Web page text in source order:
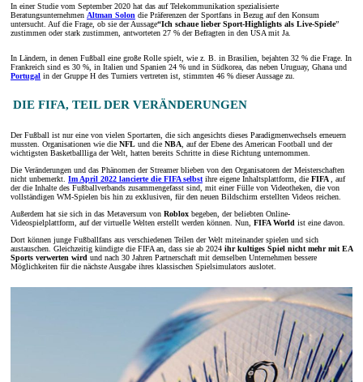
In einer Studie vom September 2020 hat das auf Telekommunikation spezialisierte
Beratungsunternehmen Altman Solon die Präferenzen der Sportfans in Bezug auf den Konsum
untersucht. Auf die Frage, ob sie der Aussage“Ich schaue lieber Sport-Highlights als Live-Spiele”
zustimmen oder stark zustimmen, antworteten 27 % der Befragten in den USA mit Ja.
In Ländern, in denen Fußball eine große Rolle spielt, wie z. B. in Brasilien, bejahten 32 % die Frage. In
Frankreich sind es 30 %, in Italien und Spanien 24 % und in Südkorea, das neben Uruguay, Ghana und
Portugal in der Gruppe H des Turniers vertreten ist, stimmten 46 % dieser Aussage zu.
DIE FIFA, TEIL DER VERÄNDERUNGEN
Der Fußball ist nur eine von vielen Sportarten, die sich angesichts dieses Paradigmenwechsels erneuern
mussten. Organisationen wie die NFL und die NBA , auf der Ebene des American Football und der
wichtigsten Basketballliga der Welt, hatten bereits Schritte in diese Richtung unternommen.
Die Veränderungen und das Phänomen der Streamer blieben von den Organisatoren der Meisterschaften
nicht unbemerkt. Im April 2022 lancierte die FIFA selbst ihre eigene Inhaltsplattform, die FIFA
, auf
der die Inhalte des Fußballverbands zusammengefasst sind, mit einer Fülle von Videotheken, die von
vollständigen WM-Spielen bis hin zu exklusiven, für den neuen Bildschirm erstellten Videos reichen.
Außerdem hat sie sich in das Metaversum von Roblox begeben, der beliebten Online-
Videospielplattform, auf der virtuelle Welten erstellt werden können. Nun, FIFA World ist eine davon.
Dort können junge Fußballfans aus verschiedenen Teilen der Welt miteinander spielen und sich
austauschen. Gleichzeitig kündigte die FIFA an, dass sie ab 2024 ihr kultiges Spiel nicht mehr mit EA
Sports verwerten wird und nach 30 Jahren Partnerschaft mit demselben Unternehmen bessere
Möglichkeiten für die nächste Ausgabe ihres klassischen Spielsimulators auslotet.